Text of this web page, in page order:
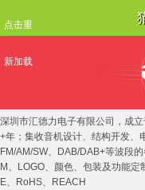
点击重
新加载
深圳市汇德力电子有限公司，成
+年；集收音机设计、结构开发、
FM/AM/SW、DAB/DAB+等波段
M、LOGO、颜色、包装及功能
E、RoHS、REACH